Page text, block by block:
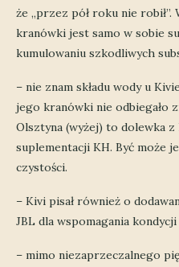
że „przez pół roku nie
kranówki jest samo w sobie
kumulowaniu szkodliwych
– nie znam składu wody u
jego kranówki nie odbiegało
Olsztyna (wyżej) to dolewka z
suplementacji KH. Być może
czystości.
– Kivi pisał również o
JBL dla wspomagania kondycji
– mimo niezaprzeczalnego